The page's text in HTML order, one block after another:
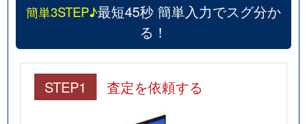
簡単3STEP♪最短45秒 簡単入力でスグ分か
る！
STEP1 査定を依頼する